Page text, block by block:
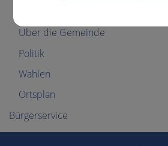
Über die Gemeinde
Politik
Wahlen
Ortsplan
Bürgerservice